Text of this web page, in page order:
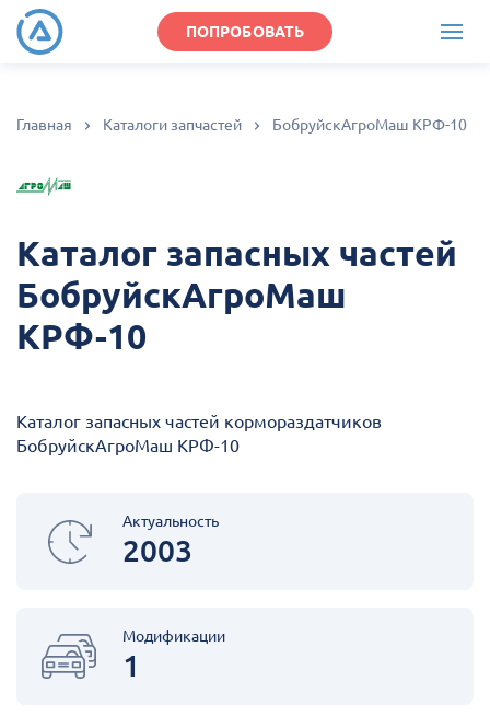
ПОПРОБОВАТЬ
Главная Каталоги запчастей БобруйскАгроМаш КРФ-10
Каталог запасных частей
БобруйскАгроМаш
КРФ-10
Каталог запасных частей кормораздатчиков
БобруйскАгроМаш КРФ-10
Актуальность
2003
Модификации
1